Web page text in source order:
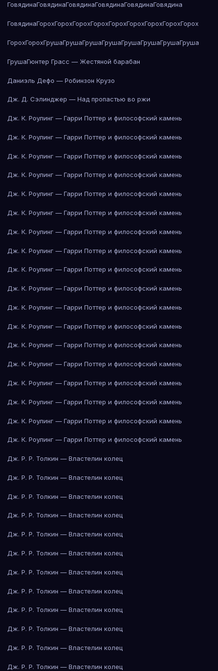
ГовядинаГовядинаГовядинаГовядинаГовядинаГовядина
ГовядинаГорохГорохГорохГорохГорохГорохГорохГорохГорох
ГорохГорохГрушаГрушаГрушаГрушаГрушаГрушаГрушаГруша
ГрушаГюнтер Грасс — Жестяной барабан
Даниэль Дефо — Робинзон Крузо
Дж. Д. Сэлинджер — Над пропастью во ржи
Дж. К. Роулинг — Гарри Поттер и философский камень
Дж. К. Роулинг — Гарри Поттер и философский камень
Дж. К. Роулинг — Гарри Поттер и философский камень
Дж. К. Роулинг — Гарри Поттер и философский камень
Дж. К. Роулинг — Гарри Поттер и философский камень
Дж. К. Роулинг — Гарри Поттер и философский камень
Дж. К. Роулинг — Гарри Поттер и философский камень
Дж. К. Роулинг — Гарри Поттер и философский камень
Дж. К. Роулинг — Гарри Поттер и философский камень
Дж. К. Роулинг — Гарри Поттер и философский камень
Дж. К. Роулинг — Гарри Поттер и философский камень
Дж. К. Роулинг — Гарри Поттер и философский камень
Дж. К. Роулинг — Гарри Поттер и философский камень
Дж. К. Роулинг — Гарри Поттер и философский камень
Дж. К. Роулинг — Гарри Поттер и философский камень
Дж. К. Роулинг — Гарри Поттер и философский камень
Дж. К. Роулинг — Гарри Поттер и философский камень
Дж. К. Роулинг — Гарри Поттер и философский камень
Дж. Р. Р. Толкин — Властелин колец
Дж. Р. Р. Толкин — Властелин колец
Дж. Р. Р. Толкин — Властелин колец
Дж. Р. Р. Толкин — Властелин колец
Дж. Р. Р. Толкин — Властелин колец
Дж. Р. Р. Толкин — Властелин колец
Дж. Р. Р. Толкин — Властелин колец
Дж. Р. Р. Толкин — Властелин колец
Дж. Р. Р. Толкин — Властелин колец
Дж. Р. Р. Толкин — Властелин колец
Дж. Р. Р. Толкин — Властелин колец
Дж. Р. Р. Толкин — Властелин колец